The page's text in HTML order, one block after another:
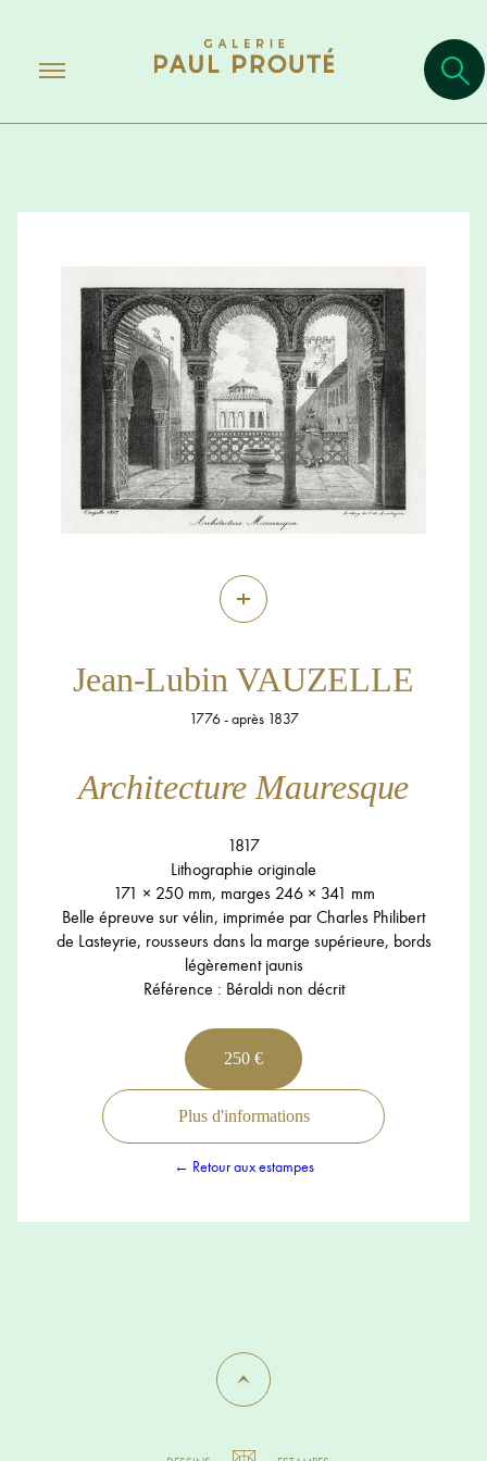
+
Jean-Lubin VAUZELLE
1776 - après 1837
Architecture Mauresque
1817
Lithographie originale
171 × 250 mm, marges 246 × 341 mm
Belle épreuve sur vélin, imprimée par Charles Philibert
de Lasteyrie, rousseurs dans la marge supérieure, bords
légèrement jaunis
Référence : Béraldi non décrit
250 €
Plus d'informations
← Retour aux estampes